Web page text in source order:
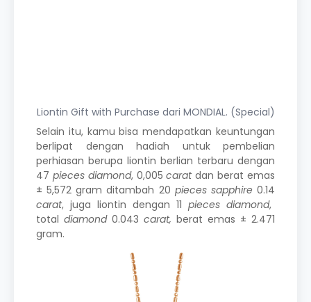
Liontin Gift with Purchase dari MONDIAL. (Special)
Selain itu, kamu bisa mendapatkan keuntungan
berlipat dengan hadiah untuk pembelian
perhiasan berupa liontin berlian terbaru dengan
47 pieces diamond, 0,005caratdan berat emas
± 5,572 gram ditambah 20 pieces sapphire 0.14
carat, juga liontin dengan 11 pieces diamond,
total diamond 0.043 carat, berat emas ± 2.471
gram.